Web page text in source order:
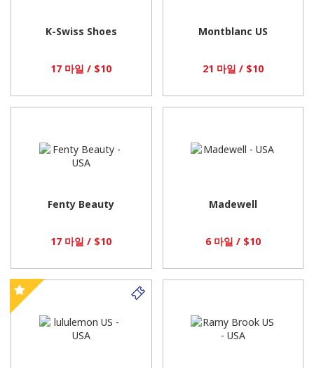
K-Swiss Shoes
17 마일 / $10
Montblanc US
21 마일 / $10
Fenty Beauty
17 마일 / $10
Madewell
6 마일 / $10